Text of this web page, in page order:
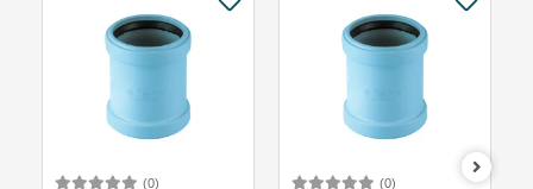
(0) (0)